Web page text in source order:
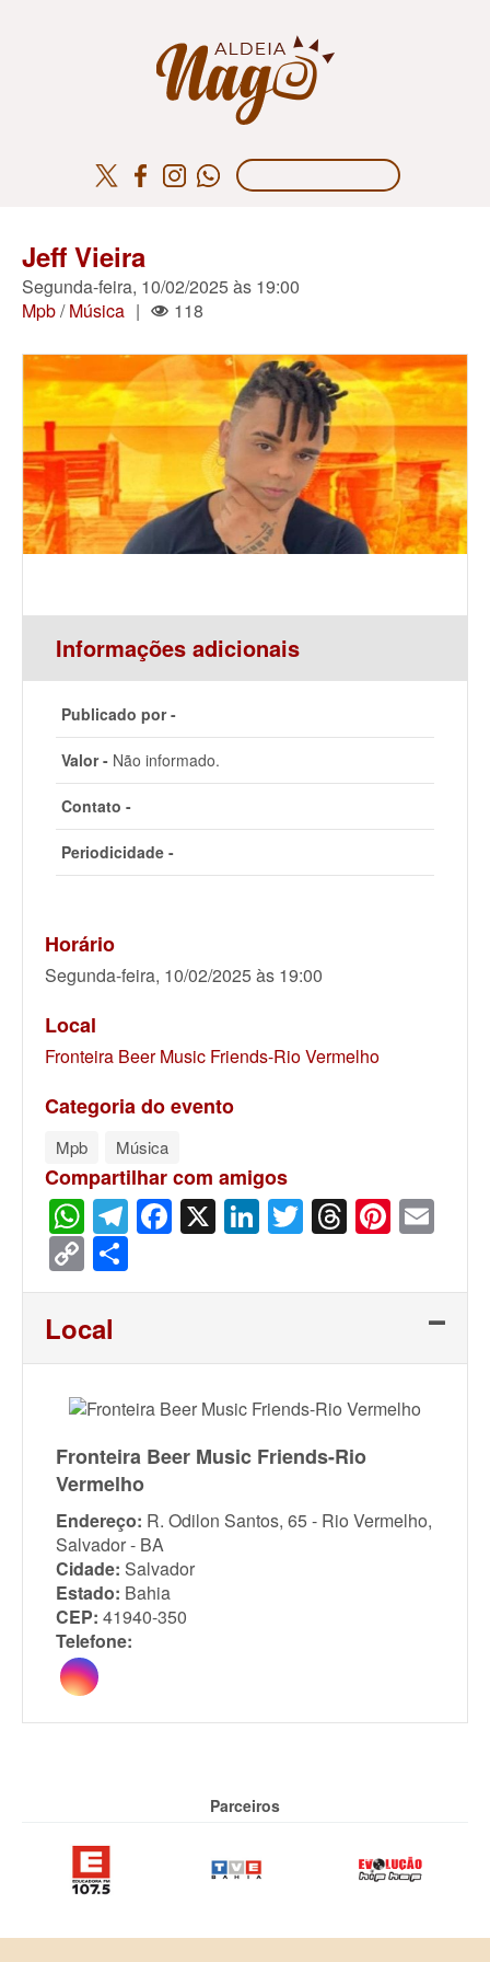
Jeff Vieira
Segunda-feira, 10/02/2025 às 19:00
Mpb/Música | 118
Informações adicionais
Publicado por -
Valor - Não informado.
Contato -
Periodicidade -
Horário
Segunda-feira, 10/02/2025 às 19:00
Local
Fronteira Beer Music Friends-Rio Vermelho
Categoria do evento
Mpb Música
Compartilhar com amigos
WhatsApp
Telegram
Facebook
X LinkedIn
Twitter
Threads
Copy
Link
Local
Fronteira Beer Music Friends-Rio
Vermelho
Endereço: R. Odilon Santos, 65 - Rio Vermelho,
Salvador - BA
Cidade: Salvador
Estado: Bahia
CEP: 41940-350
Telefone:
Parceiros